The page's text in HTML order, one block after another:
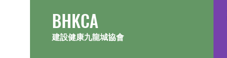
​BHKCA
建設健康九龍城協會